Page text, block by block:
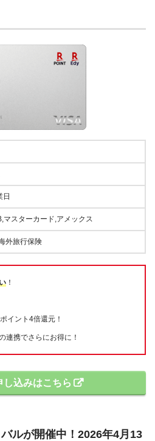
日
マスターカード,アメックス
外旅行保険
！
イント4倍還元！
連携でさらにお得に！
し込みはこちら
ルが開催中！2026年4月13